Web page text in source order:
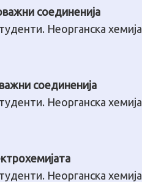
соединенија
Неорганска хемија
соединенија
Неорганска хемија
Неорганска хемија